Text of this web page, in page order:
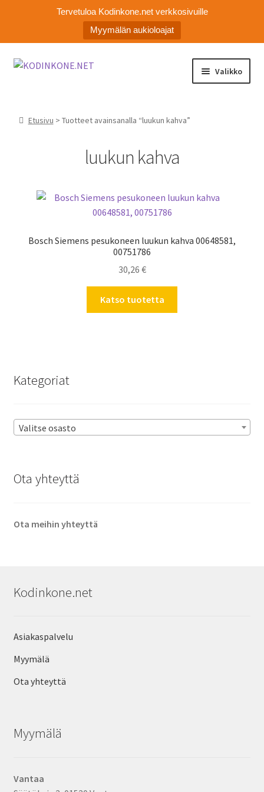
Tervetuloa Kodinkone.net verkkosivuille
Myymälän aukioloajat
Siirry
Siirry
Valikko
Asiakaspalvelu
Etusivu > Tuotteet avainsanalla “luukun kahva”
luukun kahva
Bosch Siemens pesukoneen luukun kahva 00648581,
00751786
30,26 €
Katso tuotetta
Kategoriat
Valitse osasto
Ota yhteyttä
Ota meihin yhteyttä
Kodinkone.net
Asiakaspalvelu
Myymälä
Ota yhteyttä
Myymälä
Vantaa